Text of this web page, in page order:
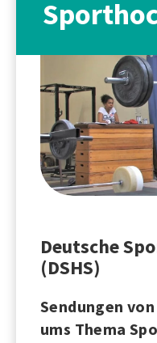
Deutsche
(DSHS)
Sendungen
ums Thema